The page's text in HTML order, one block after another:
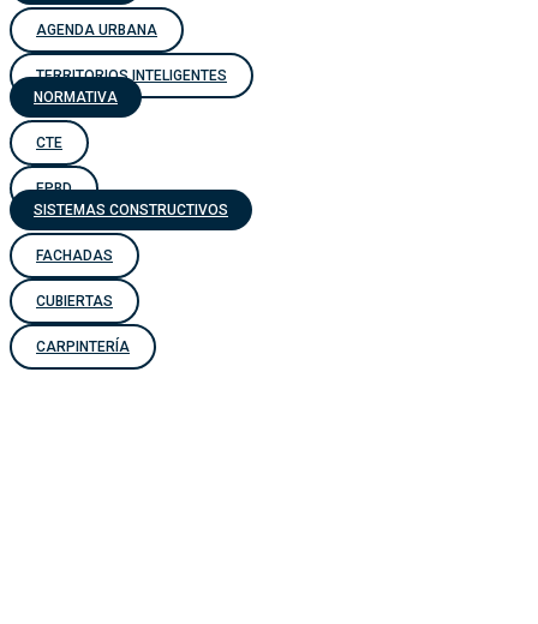
AGENDA URBANA
TERRITORIOS INTELIGENTES
NORMATIVA
CTE
EPBD
SISTEMAS CONSTRUCTIVOS
FACHADAS
CUBIERTAS
CARPINTERÍA